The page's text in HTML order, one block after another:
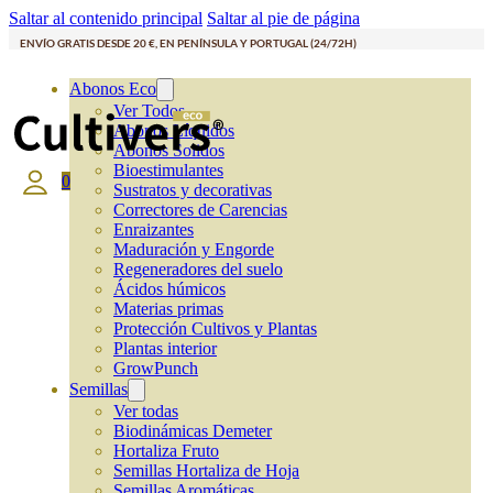
Saltar al contenido principal Saltar al pie de página
ENVÍO GRATIS DESDE 20 €, EN PENÍNSULA Y PORTUGAL (24/72H)
Abonos Eco
Ver Todos
Abonos Líquidos
Abonos Solidos
Bioestimulantes
Sustratos y decorativas
Correctores de Carencias
Enraizantes
Maduración y Engorde
Regeneradores del suelo
Ácidos húmicos
Materias primas
Protección Cultivos y Plantas
Plantas interior
GrowPunch
Semillas
Ver todas
Biodinámicas Demeter
Hortaliza Fruto
Semillas Hortaliza de Hoja
0